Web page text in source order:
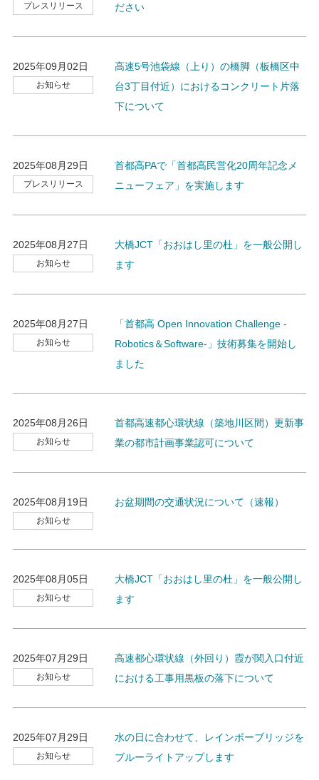
プレスリリース
ださい
2025年09月02日
お知らせ
高速5号池袋線（上り）の橋脚（板橋区中
台3丁目付近）におけるコンクリート片落
下について
2025年08月29日
プレスリリース
首都高PAで「首都高民営化20周年記念メ
ニューフェア」を実施します
2025年08月27日
お知らせ
大橋JCT「おおはし里の杜」を一般公開し
ます
2025年08月27日
お知らせ
「首都高 Open Innovation Challenge -
Robotics＆Software-」技術募集を開始し
ました
2025年08月26日
お知らせ
首都高速都心環状線（築地川区間）更新事
業の都市計画事業認可について
2025年08月19日
お知らせ
お盆期間の交通状況について（速報）
2025年08月05日
お知らせ
大橋JCT「おおはし里の杜」を一般公開し
ます
2025年07月29日
お知らせ
高速都心環状線（外回り）霞が関入口付近
における工事用黒板の落下について
2025年07月29日
お知らせ
水の日に合わせて、レインボーブリッジを
ブルーライトアップします